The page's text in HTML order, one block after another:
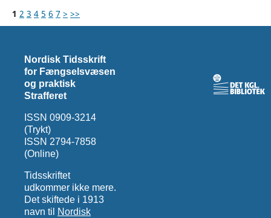
1 2 3 4 5 6 7 > >>
Nordisk Tidsskrift
for Fængselsvæsen
og praktisk
Strafferet
ISSN 0909-3214
(Trykt)
ISSN 2794-7858
(Online)
Tidsskriftet
udkommer ikke mere.
Det skiftede i 1913
navn til
Nordisk